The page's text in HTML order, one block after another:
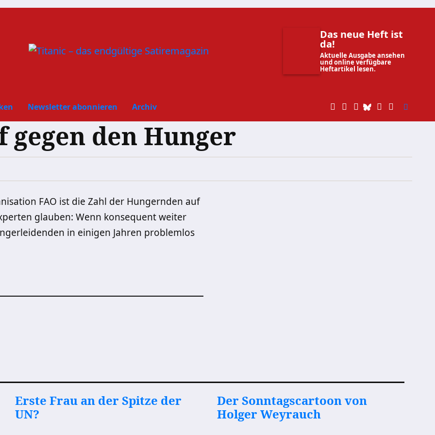
Das neue Heft ist
da!
Aktuelle Ausgabe ansehen
und online verfügbare
Heftartikel lesen.
Newsletter abonnieren Archiv
den Hunger
FAO ist die Zahl der Hungernden auf
glauben: Wenn konsequent weiter
in einigen Jahren problemlos
Erste Frau an der Spitze der
UN?
Der Sonntagscartoon von
Holger Weyrauch